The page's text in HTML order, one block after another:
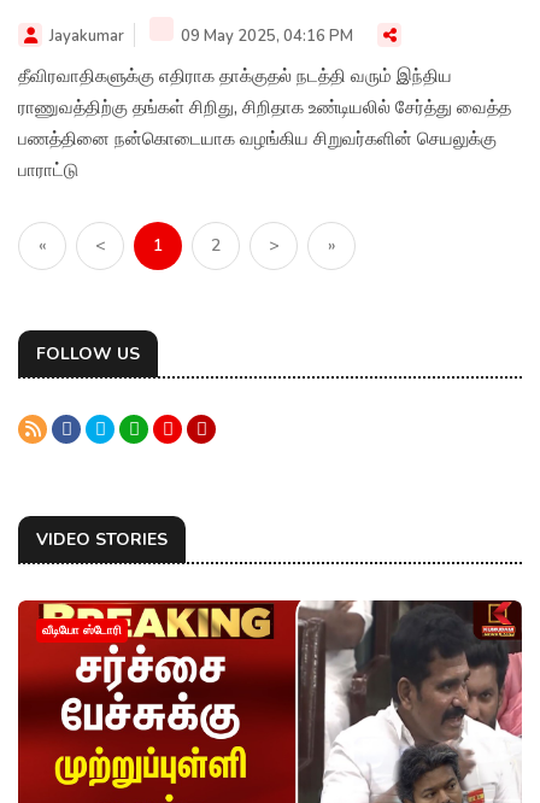
Jayakumar 09 May 2025, 04:16 PM
தீவிரவாதிகளுக்கு எதிராக தாக்குதல் நடத்தி வரும் இந்திய
ராணுவத்திற்கு தங்கள் சிறிது, சிறிதாக உண்டியலில் சேர்த்து வைத்த
பணத்தினை நன்கொடையாக வழங்கிய சிறுவர்களின் செயலுக்கு
பாராட்டு
« < 1 2 > »
FOLLOW US
VIDEO STORIES
வீடியோ ஸ்டோரி